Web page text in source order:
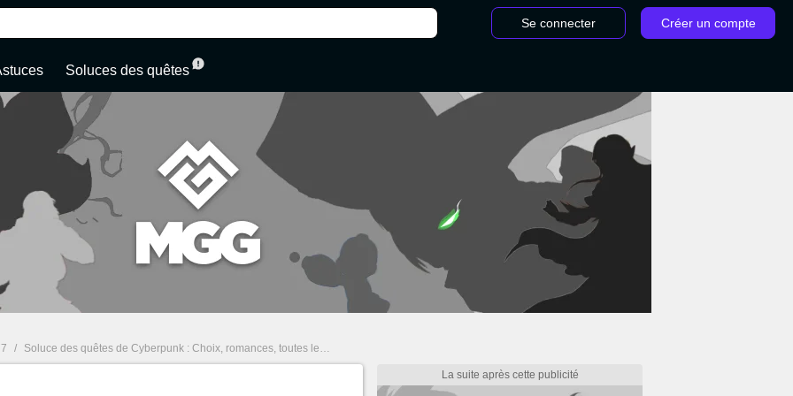
Se connecter Créer un compte
Soluces des quêtes
/ Soluce des quêtes de Cyberpunk : Choix, romances, toutes les fins